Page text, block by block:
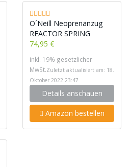
O´Neill Neoprenanzug
REACTOR SPRING
74,95 €
inkl. 19% gesetzlicher
MwSt.Zuletzt aktualisiert am: 18.
Oktober 2022 23:47
Details anschauen
Amazon bestellen